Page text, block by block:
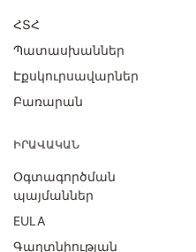
ՀՏՀ
Պատասխաններ
Էքսկուրսավարներ
Բառարան
ԻՐԱՎԱԿԱՆ
Օգտագործման
պայմաններ
EULA
Գաղտնիության